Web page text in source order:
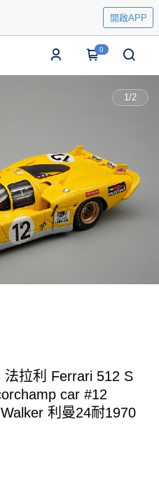
開啟APP
0
1/2
法拉利 Ferrari 512 S
car #12
利曼24耐1970